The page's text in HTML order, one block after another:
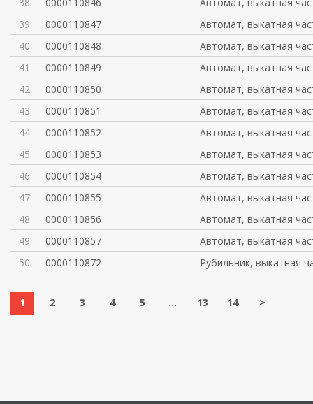
39
0000110847
Автомат, выкатная
40
0000110848
Автомат, выкатная
41
0000110849
Автомат, выкатная
42
0000110850
Автомат, выкатная
43
0000110851
Автомат, выкатная
44
0000110852
Автомат, выкатная
45
0000110853
Автомат, выкатная
46
0000110854
Автомат, выкатная
47
0000110855
Автомат, выкатная
48
0000110856
Автомат, выкатная
49
0000110857
Автомат, выкатная
50
0000110872 Рубильник, выкатная
1 2 3 4 5 ... 13 14 >